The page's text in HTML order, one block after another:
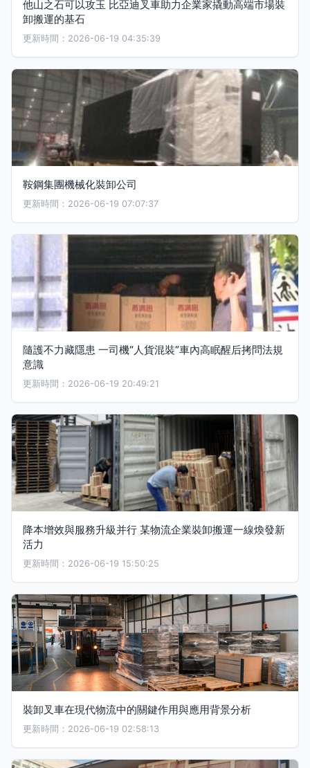
他山之石可以攻玉 比亞迪叉車助力企業家撬動高端市場裝
卸搬運的基石
更新時間：2026-06-19 04:35:39
鞍鋼集團機械化裝卸公司
更新時間：2026-06-19 07:07:37
隨護不力藏隱患 一司機“人貨混裝”車內高眠醒后拷問法規
意識
更新時間：2026-06-19 20:49:21
降本增效與服務升級并行 某物流企業裝卸搬運一線煥發新
活力
更新時間：2026-06-19 15:50:25
裝卸叉車在現代物流中的關鍵作用與應用背景分析
更新時間：2026-06-19 02:58:13